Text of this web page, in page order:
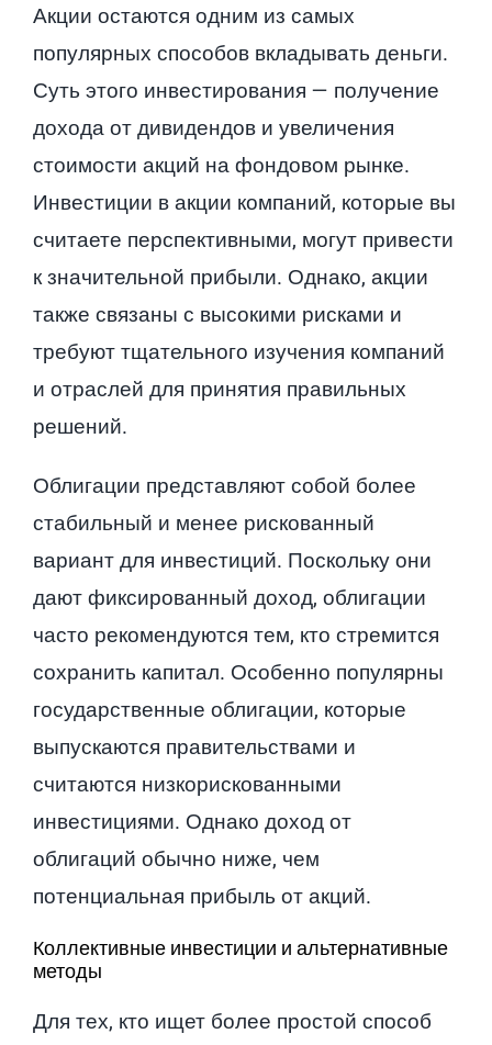
Акции остаются одним из самых
популярных способов вкладывать деньги.
Суть этого инвестирования — получение
дохода от дивидендов и увеличения
стоимости акций на фондовом рынке.
Инвестиции в акции компаний, которые вы
считаете перспективными, могут привести
к значительной прибыли. Однако, акции
также связаны с высокими рисками и
требуют тщательного изучения компаний
и отраслей для принятия правильных
решений.
Облигации представляют собой более
стабильный и менее рискованный
вариант для инвестиций. Поскольку они
дают фиксированный доход, облигации
часто рекомендуются тем, кто стремится
сохранить капитал. Особенно популярны
государственные облигации, которые
выпускаются правительствами и
считаются низкорискованными
инвестициями. Однако доход от
облигаций обычно ниже, чем
потенциальная прибыль от акций.
Коллективные инвестиции и альтернативные
методы
Для тех, кто ищет более простой способ